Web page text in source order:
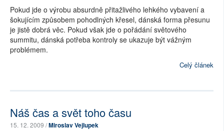
Pokud jde o výrobu absurdně přitažlivého lehkého vybavení a
šokujícím způsobem pohodlných křesel, dánská forma přesunu
je jistě dobrá věc. Pokud však jde o pořádání světového
summitu, dánská potřeba kontroly se ukazuje být vážným
problémem.
Celý článek
Náš čas a svět toho času
15. 12. 2009 /Miroslav Vejlupek